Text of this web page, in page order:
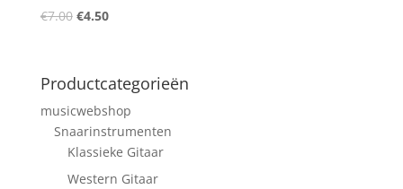
€7.00 Oorspronkelijke
€7.00.
€4.50Huidige
€4.50.
Productcategorieën
musicwebshop
Snaarinstrumenten
Klassieke Gitaar
Western Gitaar